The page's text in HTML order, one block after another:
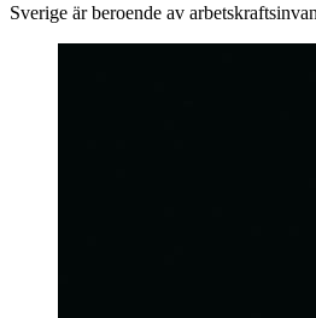
Sverige är beroende av